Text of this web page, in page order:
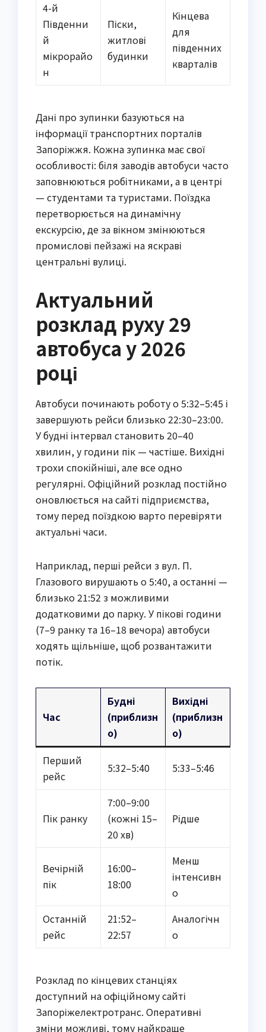
4-й
Південни
й
мікрорайо
н
Піски,
житлові
будинки
Кінцева
для
південних
кварталів
Дані про зупинки базуються на
інформації транспортних порталів
Запоріжжя. Кожна зупинка має свої
особливості: біля заводів автобуси часто
заповнюються робітниками, а в центрі
— студентами та туристами. Поїздка
перетворюється на динамічну
екскурсію, де за вікном змінюються
промислові пейзажі на яскраві
центральні вулиці.
Актуальний
розклад руху 29
автобуса у 2026
році
Автобуси починають роботу о 5:32–5:45 і
завершують рейси близько 22:30–23:00.
У будні інтервал становить 20–40
хвилин, у години пік — частіше. Вихідні
трохи спокійніші, але все одно
регулярні. Офіційний розклад постійно
оновлюється на сайті підприємства,
тому перед поїздкою варто перевіряти
актуальні часи.
Наприклад, перші рейси з вул. П.
Глазового вирушають о 5:40, а останні —
близько 21:52 з можливими
додатковими до парку. У пікові години
(7–9 ранку та 16–18 вечора) автобуси
ходять щільніше, щоб розвантажити
потік.
Час
Будні
(приблизн
о)
Вихідні
(приблизн
о)
Перший
рейс
5:32–5:40 5:33–5:46
Пік ранку
7:00–9:00
(кожні 15–
20 хв)
Рідше
Вечірній
пік
16:00–
18:00
Менш
інтенсивн
о
Останній
рейс
21:52–
22:57
Аналогічн
о
Розклад по кінцевих станціях
доступний на офіційному сайті
Запоріжелектротранс. Оперативні
зміни можливі, тому найкраще